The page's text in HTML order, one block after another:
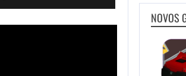
NOVOS